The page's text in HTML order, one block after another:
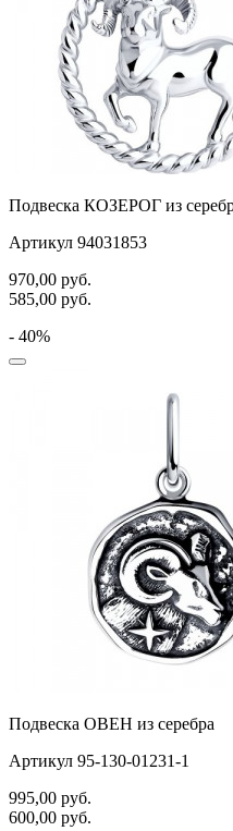
Подвеска КОЗЕРОГ из
Артикул 94031853
970,00 руб.
585,00 руб.
- 40%
Подвеска ОВЕН из серебра
Артикул 95-130-01231-1
995,00 руб.
600,00 руб.